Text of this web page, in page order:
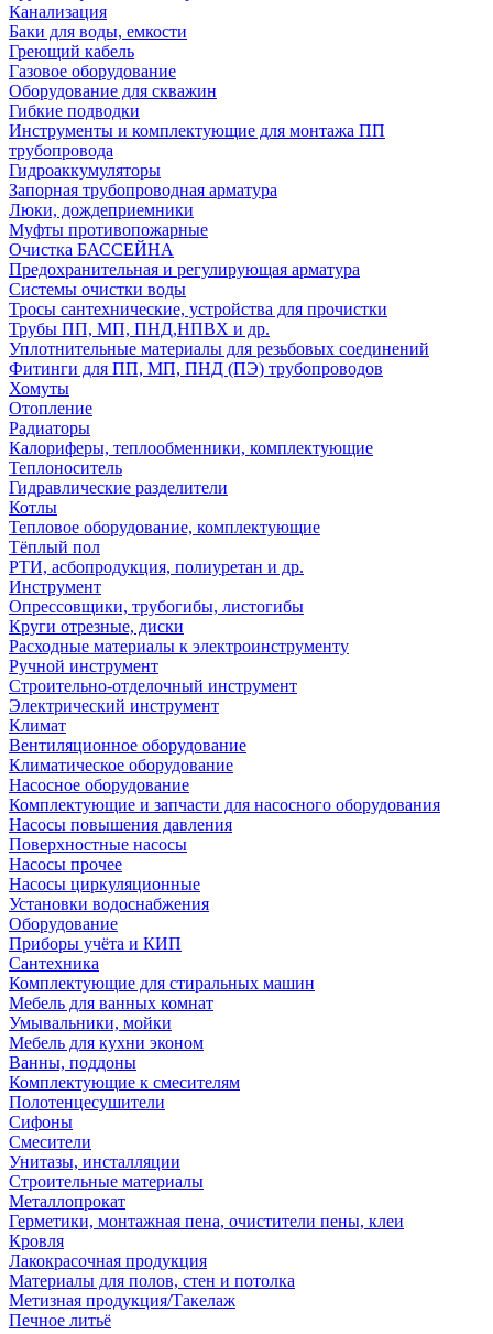
Канализация
Баки для воды, емкости
Греющий кабель
Газовое оборудование
Оборудование для скважин
Гибкие подводки
Инструменты и комплектующие для монтажа ПП
трубопровода
Гидроаккумуляторы
Запорная трубопроводная арматура
Люки, дождеприемники
Муфты противопожарные
Очистка БАССЕЙНА
Предохранительная и регулирующая арматура
Системы очистки воды
Тросы сантехнические, устройства для прочистки
Трубы ПП, МП, ПНД,НПВХ и др.
Уплотнительные материалы для резьбовых соединений
Фитинги для ПП, МП, ПНД (ПЭ) трубопроводов
Хомуты
Отопление
Радиаторы
Калориферы, теплообменники, комплектующие
Теплоноситель
Гидравлические разделители
Котлы
Тепловое оборудование, комплектующие
Тёплый пол
РТИ, асбопродукция, полиуретан и др.
Инструмент
Опрессовщики, трубогибы, листогибы
Круги отрезные, диски
Расходные материалы к электроинструменту
Ручной инструмент
Строительно-отделочный инструмент
Электрический инструмент
Климат
Вентиляционное оборудование
Климатическое оборудование
Насосное оборудование
Комплектующие и запчасти для насосного оборудования
Насосы повышения давления
Поверхностные насосы
Насосы прочее
Насосы циркуляционные
Установки водоснабжения
Оборудование
Приборы учёта и КИП
Сантехника
Комплектующие для стиральных машин
Мебель для ванных комнат
Умывальники, мойки
Мебель для кухни эконом
Ванны, поддоны
Комплектующие к смесителям
Полотенцесушители
Сифоны
Смесители
Унитазы, инсталляции
Строительные материалы
Металлопрокат
Герметики, монтажная пена, очистители пены, клеи
Кровля
Лакокрасочная продукция
Материалы для полов, стен и потолка
Метизная продукция/Такелаж
Печное литьё